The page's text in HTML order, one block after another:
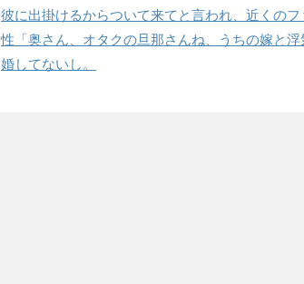
彼に出掛けるからついて来てと言われ、近くの
性「奥さん、オタクの旦那さんね、うちの嫁と
婚してないし。